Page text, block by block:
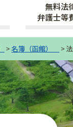
無料法
弁護士等
>名簿（函館） >